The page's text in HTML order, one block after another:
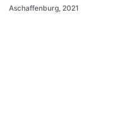
Aschaffenburg, 2021